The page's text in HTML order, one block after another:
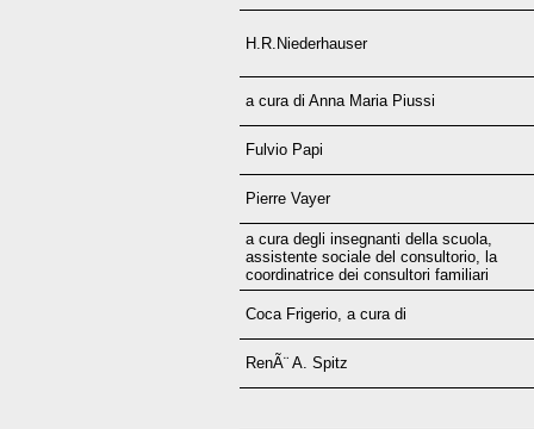
H.R.Niederhauser
a cura di Anna Maria Piussi
Fulvio Papi
Pierre Vayer
a cura degli insegnanti della scuola,
assistente sociale del consultorio, la
coordinatrice dei consultori familiari
Coca Frigerio, a cura di
RenÃ¨ A. Spitz